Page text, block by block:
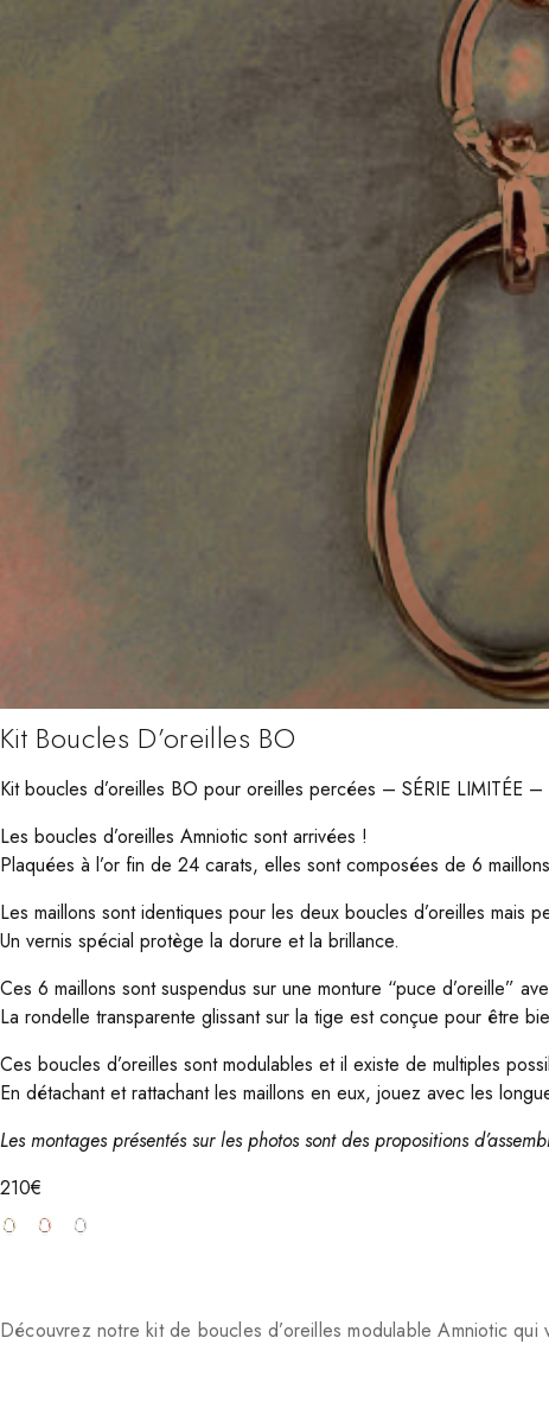
Kit Boucles D’oreilles BO
Kit boucles d’oreilles BO pour oreilles percées – SÉRIE LIMITÉE –
Les boucles d’oreilles Amniotic sont arrivées !
Plaquées à l’or fin de 24 carats, elles sont composées de 6
Les maillons sont identiques pour les deux boucles d’oreilles mais
Un vernis spécial protège la dorure et la brillance.
Ces 6 maillons sont suspendus sur une monture “puce d’oreille”
La rondelle transparente glissant sur la tige est conçue pour être
Ces boucles d’oreilles sont modulables et il existe de multiples
En détachant et rattachant les maillons en eux, jouez avec les
Les montages présentés sur les photos sont des propositions
210€
Découvrez notre kit de boucles d’oreilles modulable Amniotic